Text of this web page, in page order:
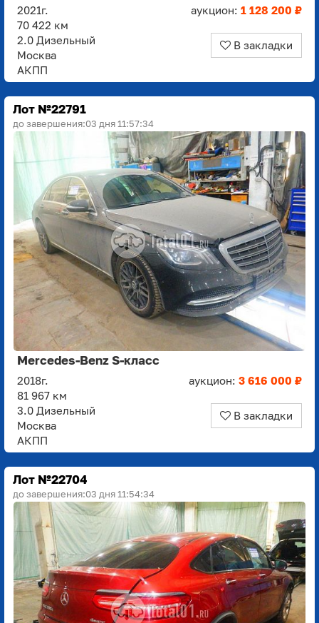
2021г.
70 422 км
2.0 Дизельный
Москва
АКПП
аукцион: 1 128 200 ₽
В закладки
Лот №22791
до завершения:03 дня 11:57:33
Mercedes-Benz S-класс
2018г.
81 967 км
3.0 Дизельный
Москва
АКПП
аукцион: 3 616 000 ₽
В закладки
Лот №22704
до завершения:03 дня 11:54:33